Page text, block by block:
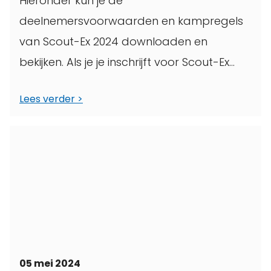
deelnemersvoorwaarden en kampregels
van Scout-Ex 2024 downloaden en
bekijken. Als je je inschrijft voor Scout-Ex
Lees verder
05 mei 2024